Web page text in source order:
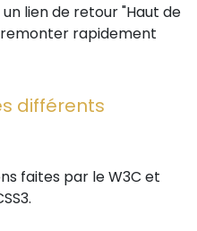
lien de retour "Haut de
rapidement
différents
faites par le W3C et